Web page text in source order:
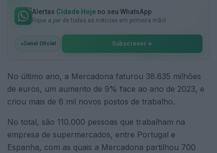
Alertas Cidade Hoje no seu WhatsApp
Fique a par de todas as notícias em primeira mão!
Canal Oficial Subscrever
No último ano, a Mercadona faturou 38.835 milhões
de euros, um aumento de 9% face ao ano de 2023, e
criou mais de 6 mil novos postos de trabalho.
No total, são 110.000 pessoas que trabalham na
empresa de supermercados, entre Portugal e
Espanha, com as quais a Mercadona partilhou 700